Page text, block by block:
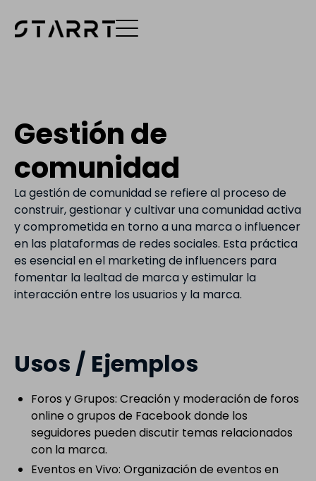
Gestión de
comunidad
La gestión de comunidad se refiere al proceso de
construir, gestionar y cultivar una comunidad activa
y comprometida en torno a una marca o influencer
en las plataformas de redes sociales. Esta práctica
es esencial en el marketing de influencers para
fomentar la lealtad de marca y estimular la
interacción entre los usuarios y la marca.
Usos / Ejemplos
Foros y Grupos: Creación y moderación de foros
online o grupos de Facebook donde los
seguidores pueden discutir temas relacionados
con la marca.
Eventos en Vivo: Organización de eventos en